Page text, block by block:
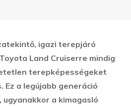
igazi terepjáró
Land Cruiserre mindig
terepképességeket
Ez a legújabb generáció
a kimagasló